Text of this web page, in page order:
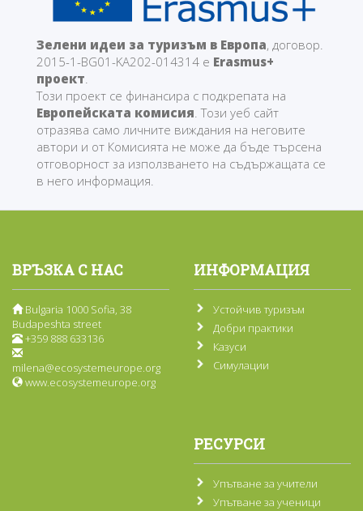
Зелени идеи за туризъм в Европа, договор.
2015-1-BG01-KA202-014314 е Erasmus+
проект
Този проект се финансира с подкрепата на
Европейската комисия . Този уеб сайт
отразява само личните виждания на неговите
автори и от Комисията не може да бъде търсена
отговорност за използването на съдържащата се
в него информация.
ВРЪЗКА С НАС
Bulgaria 1000 Sofia, 38
Budapeshta street
+359 888 633136
milena@ecosystemeurope.org
www.ecosystemeurope.org
ИНФОРМАЦИЯ
Устойчив туризъм
Добри практики
Казуси
Симулации
РЕСУРСИ
Упътване за учители
Упътване за ученици